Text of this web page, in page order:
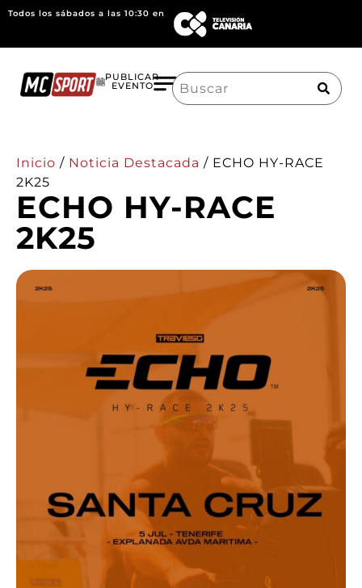
Todos los sábados a las 10:30 en
PUBLICAR
EVENTO
Search
for:
Inicio / Noticia Destacada / ECHO HY-RACE
2K25
ECHO HY-RACE
2K25